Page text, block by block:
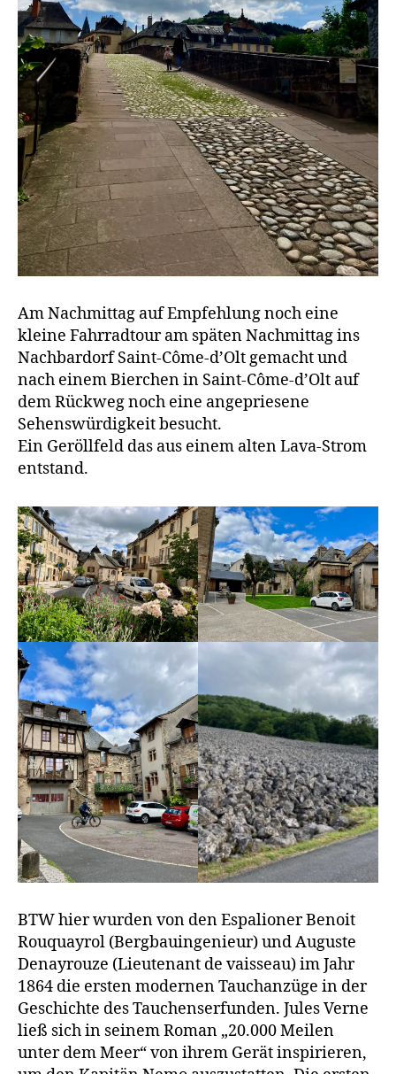
Am Nachmittag auf Empfehlung noch eine
kleine Fahrradtour am späten Nachmittag ins
Nachbardorf Saint-Côme-d’Olt gemacht und
nach einem Bierchen in Saint-Côme-d’Olt auf
dem Rückweg noch eine angepriesene
Sehenswürdigkeit besucht.
Ein Geröllfeld das aus einem alten Lava-Strom
entstand.
BTW hier wurden von den Espalioner Benoit
Rouquayrol (Bergbauingenieur) und Auguste
Denayrouze (Lieutenant de vaisseau) im Jahr
1864 die ersten modernen Tauchanzüge in der
Geschichte des Tauchenserfunden. Jules Verne
ließ sich in seinem Roman „20.000 Meilen
unter dem Meer“ von ihrem Gerät inspirieren,